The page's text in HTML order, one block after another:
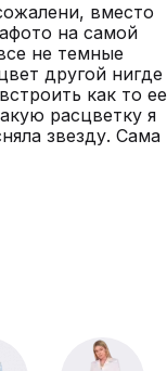
вместо
на самой
не темные
другой нигде
как то ее
расцветку я
звезду. Сама